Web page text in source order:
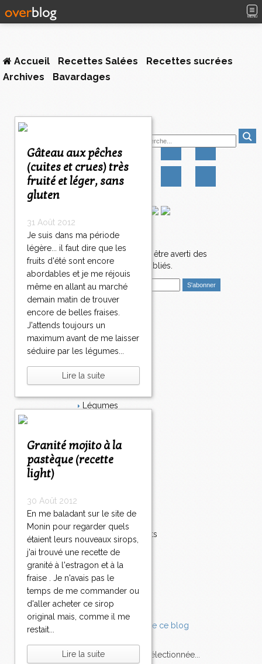
MENU
Accueil Recettes Salées
Recettes sucrées
Archives
Bavardages
Gâteau aux pêches
(cuites et crues) très
fruité et léger, sans
gluten
31 Août 2012
Je suis dans ma période
légère... il faut dire que les
fruits d'été sont encore
abordables et je me réjouis
même en allant au marché
demain matin de trouver
encore de belles fraises.
J'attends toujours un
maximum avant de me laisser
séduire par les légumes...
Lire la suite
Granité mojito à la
pastèque (recette
light)
30 Août 2012
En me baladant sur le site de
Monin pour regarder quels
étaient leurs nouveaux sirops,
j'ai trouvé une recette de
granité à l'estragon et à la
fraise . Je n'avais pas le
temps de me commander ou
d'aller acheter ce sirop
original mais, comme il me
restait...
Lire la suite
Newsletter
Abonnez-vous pour être averti des
nouveaux articles publiés.
E
i
l
Catégories
Salé
Dessert
Plat
Bavardages
Légumes
Italie
Viande
Tarte
Fêtes
Poisson
Accompagnements
Champignons
Chocolat
Pâtes
Tomates
Balade
L'Express style m'a sélectionnée...
2